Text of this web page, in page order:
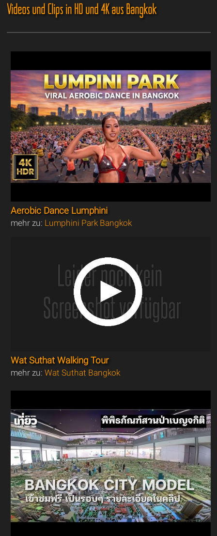
Videos und Clips in HD und 4K aus Bangkok
Aerobic Dance Lumphini
mehr zu: Lumphini Park Bangkok
Wat Suthat Walking Tour
mehr zu:Wat Suthat Bangkok